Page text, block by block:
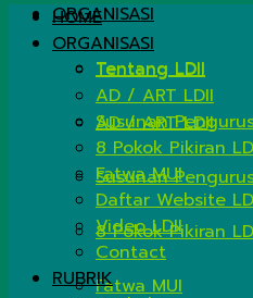
ORGANISASI
Tentang LDII
AD / ART LDII
Susunan
8 Pokok Pikiran
Fatwa MUI
HOME
ORGANISASI
Tentang LDII
AD / ART LDII
Susunan
8 Pokok Pikiran
Fatwa MUI
Daftar Website
Video LDII
Contact
RUBRIK